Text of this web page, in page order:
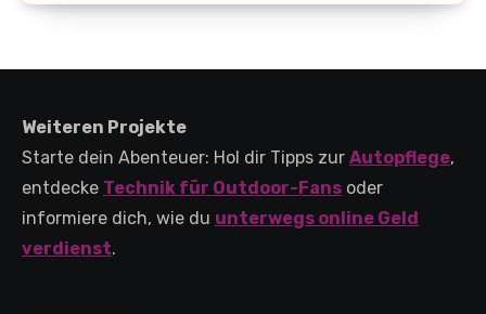
Weiteren Projekte
Starte dein Abenteuer: Hol dir Tipps zur Autopflege,
entdecke Technik für Outdoor-Fans oder
informiere dich, wie du unterwegs online Geld
verdienst.